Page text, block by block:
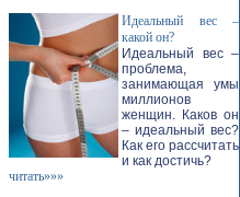
Идеальный вес –
какой он?
Идеальный вес –
проблема,
занимающая умы
миллионов
женщин. Каков он
– идеальный вес?
Как его рассчитать
и как достичь?
читать»»»